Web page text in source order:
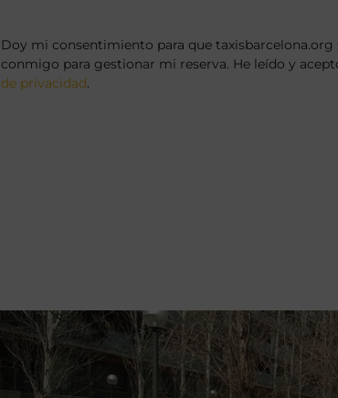
Doy mi consentimiento para que
conmigo para gestionar mi reserva. He leído y
de privacidad.